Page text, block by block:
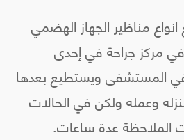
مناظير الجهاز الهضمي
مركز جراحة في إحدى
في المستشفى ويستطيع بعدها
وعمله ولكن في الحالات
الملاحظة عدة ساعات.